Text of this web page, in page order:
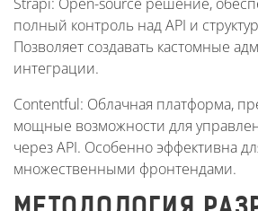
полный контроль над API и
Позволяет создавать кастомные
интеграции.
Contentful: Облачная платформа,
мощные возможности для
через API. Особенно эффективна
множественными фронтендами.